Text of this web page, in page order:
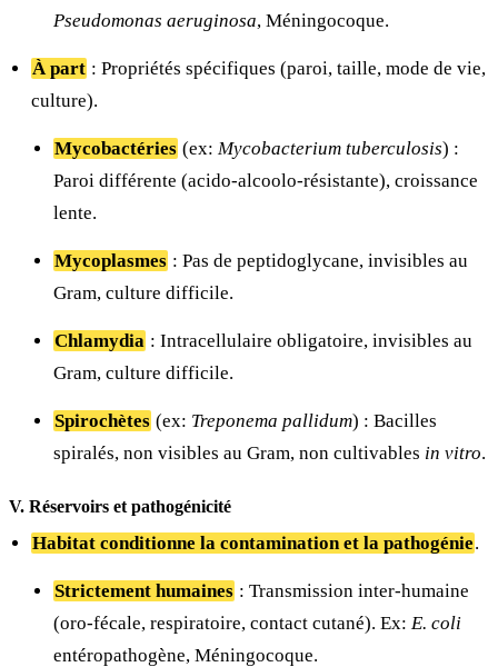
Pseudomonas aeruginosa, Méningocoque.
À part : Propriétés spécifiques (paroi, taille, mode de vie,
culture).
Mycobactéries (ex: Mycobacterium tuberculosis) :
Paroi différente (acido-alcoolo-résistante), croissance
lente.
Mycoplasmes : Pas de peptidoglycane, invisibles au
Gram, culture difficile.
Chlamydia : Intracellulaire obligatoire, invisibles au
Gram, culture difficile.
Spirochètes (ex: Treponema pallidum) : Bacilles
spiralés, non visibles au Gram, non cultivables in vitro.
V. Réservoirs et pathogénicité
Habitat conditionne la contamination et la pathogénie.
Strictement humaines : Transmission inter-humaine
(oro-fécale, respiratoire, contact cutané). Ex: E. coli
entéropathogène, Méningocoque.